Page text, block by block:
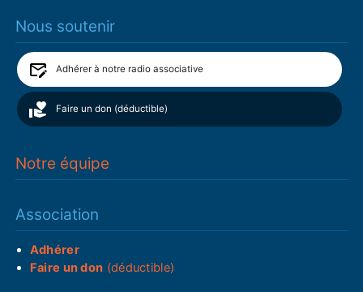
Nous soutenir
Adhérer à notre radio associative
Faire un don (déductible)
Notre équipe
Association
Adhérer
Faire un don (déductible)